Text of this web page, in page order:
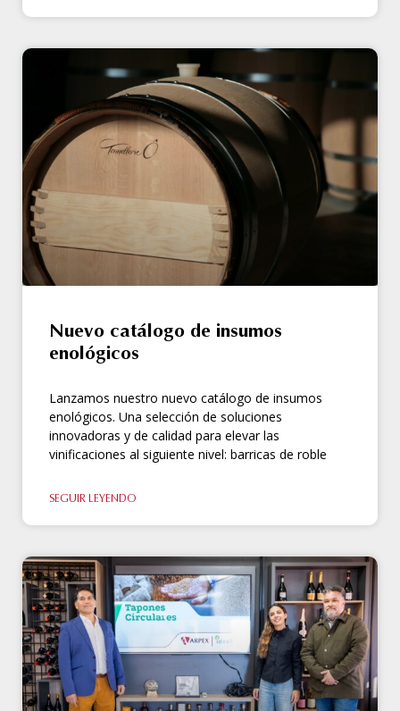
Nuevo catálogo de insumos
enológicos
Lanzamos nuestro nuevo catálogo de insumos
enológicos. Una selección de soluciones
innovadoras y de calidad para elevar las
vinificaciones al siguiente nivel: barricas de roble
SEGUIR LEYENDO